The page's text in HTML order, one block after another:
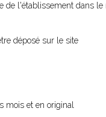
de l'établissement dans le
déposé sur le site
mois et en original